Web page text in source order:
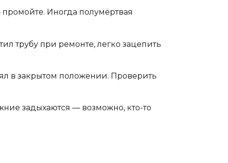
Иногда полумёртвая
трубу при ремонте, легко зацепить
в закрытом положении. Проверить
задыхаются — возможно, кто-то